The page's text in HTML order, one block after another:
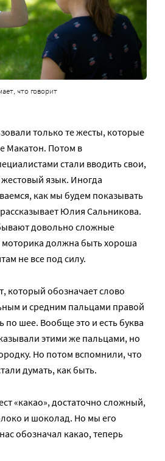
что говорит
только те жесты, которые
Макатон. Потом в
стали вводить свои,
язык. Иногда
как мы будем показывать
Юлия Сальникова.
довольно сложные
должна быть хороша
не все под силу.
который обозначает слово
и средним пальцами правой
по шее. Вообще это и есть буква
этими же пальцами, но
Но потом вспомнили, что
думать, как быть.
«какао», достаточно сложный,
и шоколад. Но мы его
обозначал какао, теперь